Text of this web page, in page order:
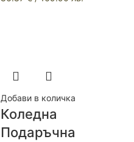
Добави в количка
Коледна
Подаръчна